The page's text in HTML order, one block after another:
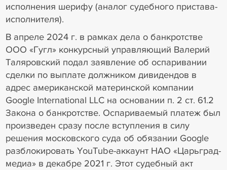
исполнения шерифу (аналог судебного пристава-
исполнителя).
В апреле 2024 г. в рамках дела о банкротстве
ООО «Гугл» конкурсный управляющий Валерий
Таляровский подал заявление об оспаривании
сделки по выплате должником дивидендов в
адрес американской материнской компании
Google International LLC на основании п. 2 ст. 61.2
Закона о банкротстве. Оспариваемый платеж был
произведен сразу после вступления в силу
решения московского суда об обязании Google
разблокировать YouTube-аккаунт НАО «Царьград-
медиа» в декабре 2021 г. Этот судебный акт